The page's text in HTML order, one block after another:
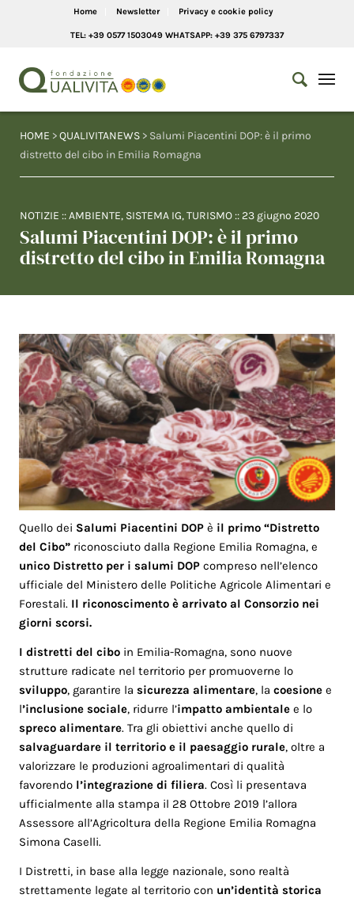
Home Newsletter Privacy e cookie policy
TEL: +39 0577 1503049 WHATSAPP: +39 375 6797337
HOME >QUALIVITANEWS > Salumi Piacentini DOP: è il primo
distretto del cibo in Emilia Romagna
NOTIZIE ::AMBIENTE, SISTEMA IG,TURISMO :: 23 giugno 2020
Salumi Piacentini DOP: è il primo
distretto del cibo in Emilia Romagna
Quello dei Salumi Piacentini DOP è il primo “Distretto
del Cibo” riconosciuto dalla Regione Emilia Romagna, e
unico Distretto per i salumi DOP compreso nell’elenco
ufficiale del Ministero delle Politiche Agricole Alimentari e
Forestali. Il riconoscimento è arrivato alConsorzio nei
giorni scorsi.
I distretti del cibo in Emilia-Romagna, sono nuove
strutture radicate nel territorio per promuoverne lo
sviluppo, garantire lasicurezza alimentare, lacoesione e
l’inclusione sociale, ridurre l’impatto ambientale e lo
spreco alimentare. Tra gli obiettivi anche quello di
salvaguardare il territorio e il paesaggio rurale, oltre a
valorizzare le produzioni agroalimentari di qualità
favorendo l’integrazione di filiera. Così li presentava
ufficialmente alla stampa il 28 Ottobre 2019 l’allora
Assessore all’Agricoltura della Regione Emilia Romagna
Simona Caselli.
I Distretti, in base alla legge nazionale, sono realtà
strettamente legate al territorio con un’identità storica